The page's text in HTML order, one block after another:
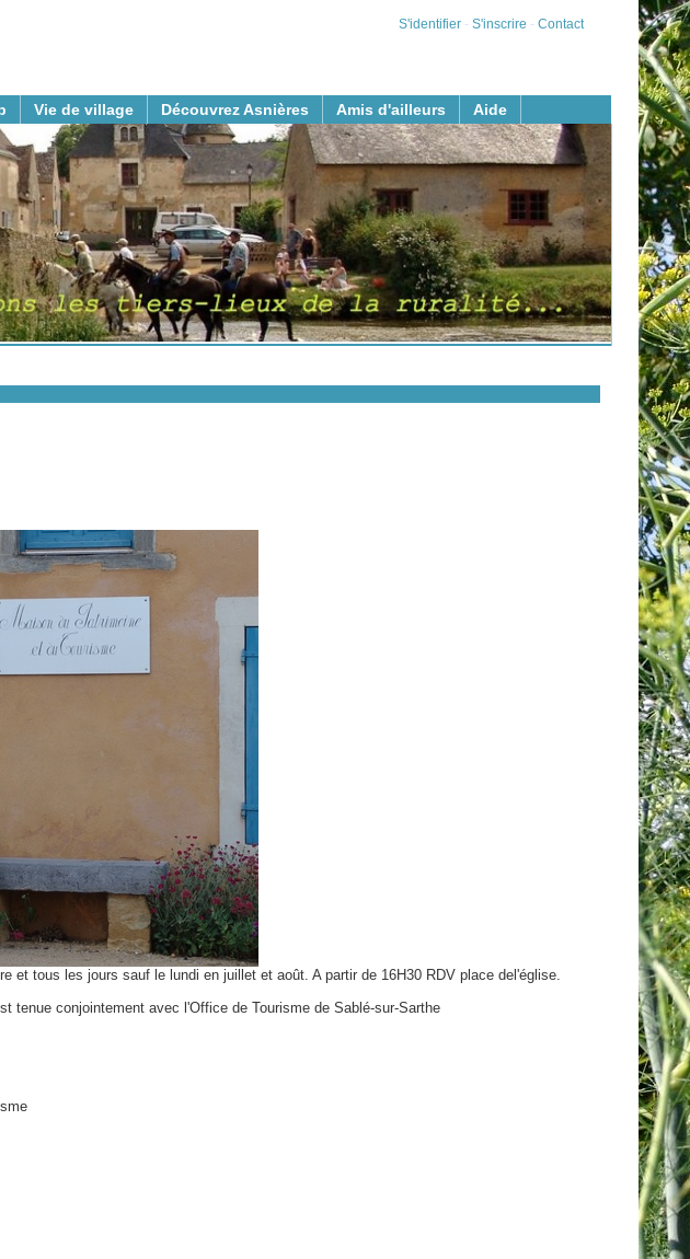
S'identifier - S'inscrire - Contact
Vie de village Découvrez Asnières Amis d'ailleurs Aide
tous les jours sauf le lundi en juillet et août. A partir de 16H30 RDV place del'église.
tenue conjointement avec l'Office de Tourisme de Sablé-sur-Sarthe